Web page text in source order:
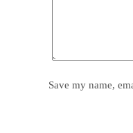
Save my name,